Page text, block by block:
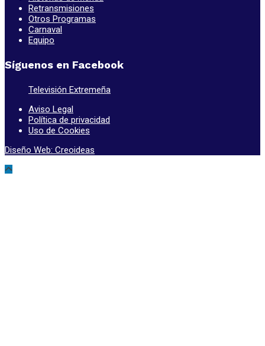
Retransmisiones
Otros Programas
Carnaval
Equipo
Síguenos en Facebook
Televisión Extremeña
Aviso Legal
Política de privacidad
Uso de Cookies
Diseño Web: Creoideas